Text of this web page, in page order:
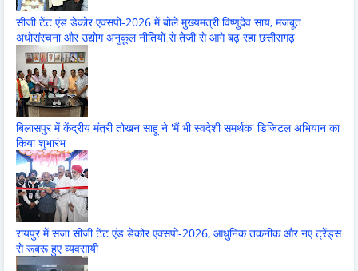
सीजी टेंट एंड डेकोर एक्सपो-2026 में बोले मुख्यमंत्री विष्णुदेव साय, मजबूत
अधोसंरचना और उद्योग अनुकूल नीतियों से तेजी से आगे बढ़ रहा छत्तीसगढ़
बिलासपुर में केंद्रीय मंत्री तोखन साहू ने 'मैं भी स्वदेशी समर्थक' डिजिटल अभियान का
किया शुभारंभ
रायपुर में सजा सीजी टेंट एंड डेकोर एक्सपो-2026, आधुनिक तकनीक और नए ट्रेंड्स
से रूबरू हुए व्यवसायी